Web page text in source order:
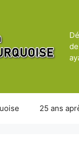
25 ans